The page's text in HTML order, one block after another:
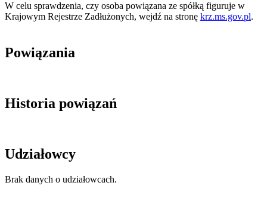
W celu sprawdzenia, czy osoba powiązana ze spółką figuruje w
Krajowym Rejestrze Zadłużonych, wejdź na stronę krz.ms.gov.pl.
Powiązania
Historia powiązań
Udziałowcy
Brak danych o udziałowcach.